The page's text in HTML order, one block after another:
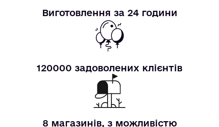
Виготовлення за 24 години
120000 задоволених клієнтів
8 магазинів, з можливістю